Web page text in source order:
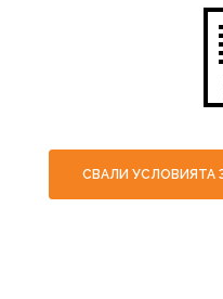
СВАЛИ УСЛОВИЯТА